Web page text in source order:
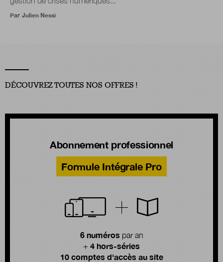
Par Julien Nessi
DÉCOUVREZ TOUTES NOS OFFRES !
Abonnement professionnel
Formule Intégrale Pro
6 numéros par an
+ 4 hors-séries
10 comptes d'accès au site